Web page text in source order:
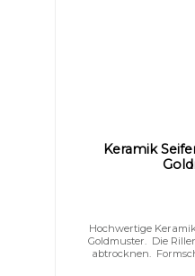
Keramik
Hochwertige
Goldmuster. Die
abtrocknen.
Animationen stoppen